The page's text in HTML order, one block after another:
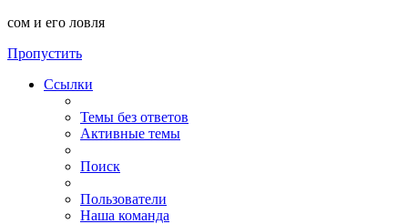
сом и его ловля
Пропустить
Ссылки
Темы без ответов
Активные темы
Поиск
Пользователи
Наша команда